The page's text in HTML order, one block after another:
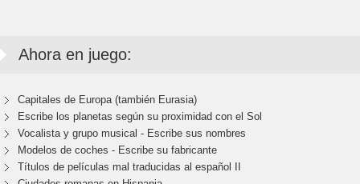
Ahora en juego:
Capitales de Europa (también Eurasia)
Escribe los planetas según su proximidad con el Sol
Vocalista y grupo musical - Escribe sus nombres
Modelos de coches - Escribe su fabricante
Títulos de películas mal traducidas al español II